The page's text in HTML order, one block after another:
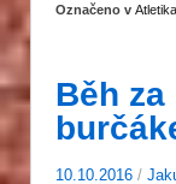
Označeno v
Běh
10.10.2016 /